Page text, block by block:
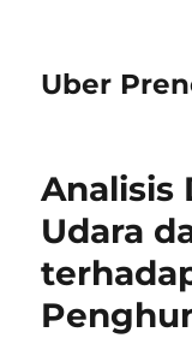
Uber
Analisis
Udara